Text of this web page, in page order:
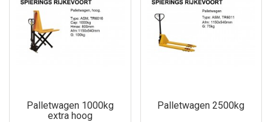
Palletwagen 1000kg
extra hoog
Palletwagen 2500kg